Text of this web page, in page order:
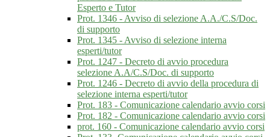
Esperto e Tutor
Prot. 1346 - Avviso di selezione A.A./C.S/Doc.
di supporto
Prot. 1345 - Avviso di selezione interna
esperti/tutor
Prot. 1247 - Decreto di avvio procedura
selezione A.A/C.S/Doc. di supporto
Prot. 1246 - Decreto di avvio della procedura di
selezione interna esperti/tutor
Prot. 183 - Comunicazione calendario avvio corsi
Prot. 182 - Comunicazione calendario avvio corsi
prot. 160 - Comunicazione calendario avvio corsi